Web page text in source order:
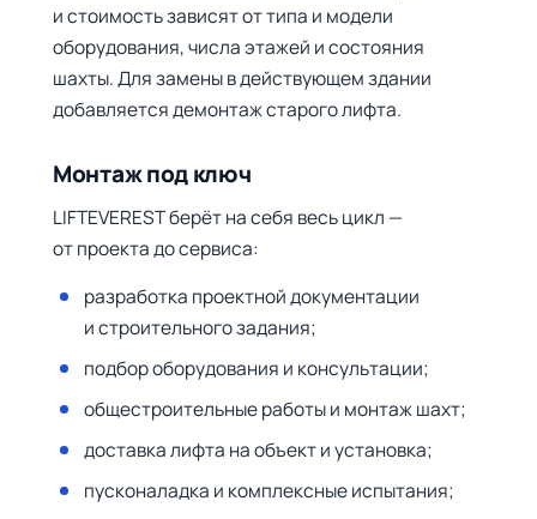
и стоимость зависят от типа и модели
оборудования, числа этажей и состояния
шахты. Для замены в действующем здании
добавляется демонтаж старого лифта.
Монтаж под ключ
LIFTEVEREST берёт на себя весь цикл —
от проекта до сервиса:
разработка проектной документации
и строительного задания;
подбор оборудования и консультации;
общестроительные работы и монтаж шахт;
доставка лифта на объект и установка;
пусконаладка и комплексные испытания;